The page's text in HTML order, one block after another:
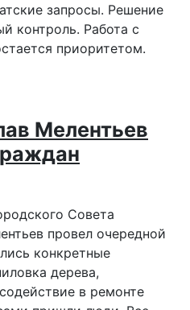
запросы. Решение
контроль. Работа с
приоритетом.
Мелентьев
Совета
провел очередной
конкретные
дерева,
в ремонте